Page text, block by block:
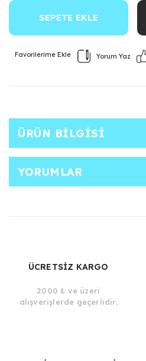
SEPETE EKLE
Yorum Yaz
ÜRÜN BILGISI
YORUMLAR
ÜCRETSİZ KARGO
2000 ₺ ve üzeri
alışverişlerde geçerlidir.